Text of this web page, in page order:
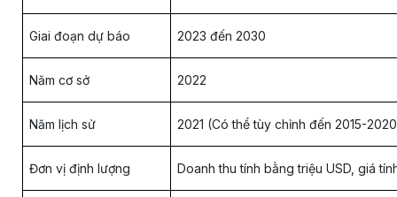
Giai đoạn dự báo 2023 đến 2030
Năm cơ sở 2022
Năm lịch sử 2021 (Có thể tùy chỉnh đến 2015-
Đơn vị định lượng Doanh thu tính bằng triệu USD, giá